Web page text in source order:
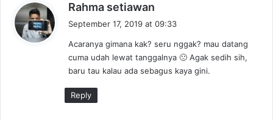
Rahma setiawan
a
s
:
September 17, 2019 at 09:33
Acaranya gimana kak? seru nggak? mau datang
cuma udah lewat tanggalnya 🙁 Agak sedih sih,
baru tau kalau ada sebagus kaya gini.
Reply